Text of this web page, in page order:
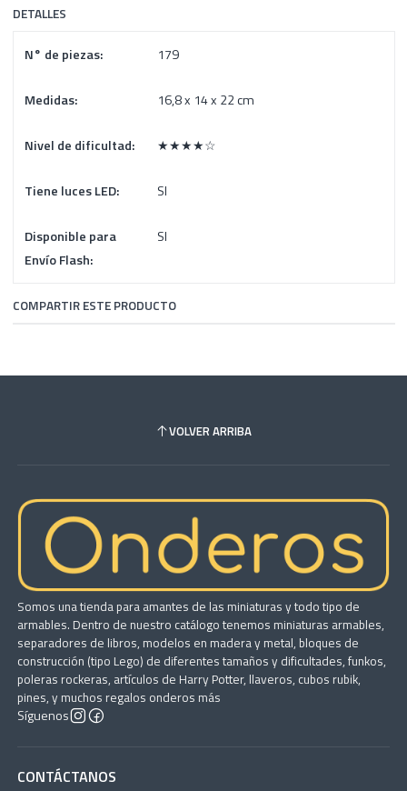
DETALLES
N° de piezas: 179
Medidas: 16,8 x 14 x 22 cm
Nivel de dificultad: ★★★★☆
Tiene luces LED: SI
Disponible para
Envío Flash:
SI
COMPARTIR ESTE PRODUCTO
VOLVER ARRIBA
Somos una tienda para amantes de las miniaturas y todo tipo de
armables. Dentro de nuestro catálogo tenemos miniaturas armables,
separadores de libros, modelos en madera y metal, bloques de
construcción (tipo Lego) de diferentes tamaños y dificultades, funkos,
poleras rockeras, artículos de Harry Potter, llaveros, cubos rubik,
pines, y muchos regalos onderos más
Síguenos
CONTÁCTANOS